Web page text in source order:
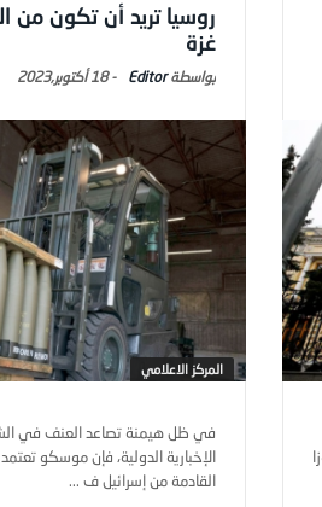
روسيا تريد أن تكون من
غزة
Editor
-18 أكتوبر,2023
المركز الاعلامي
في ظل هيمنة تصاعد العنف في
الإخبارية الدولية، فإن موسكو
القادمة من إسرائيل ف ...